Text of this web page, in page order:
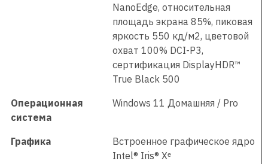
NanoEdge, относительная
площадь экрана 85%, пиковая
яркость 550 кд/м2, цветовой
охват 100% DCI-P3,
сертификация DisplayHDR™
True Black 500
Операционная
система
Windows 11 Домашняя / Pro
Графика
Встроенное графическое ядро
Intel® Iris® Xᵉ